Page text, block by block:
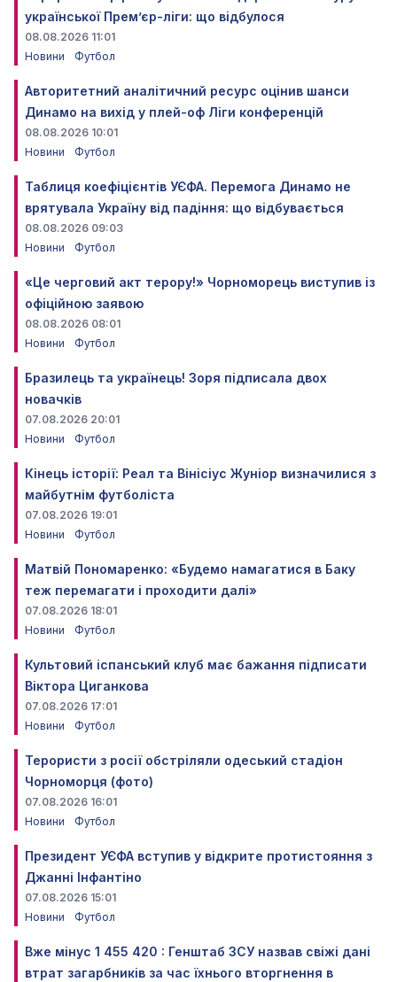
української Прем’єр-ліги: що відбулося
08.08.2026 11:01
Новини
Футбол
Авторитетний аналітичний ресурс оцінив шанси
Динамо на вихід у плей-оф Ліги конференцій
08.08.2026 10:01
Новини
Футбол
Таблиця коефіцієнтів УЄФА. Перемога Динамо не
врятувала Україну від падіння: що відбувається
08.08.2026 09:03
Новини
Футбол
«Це черговий акт терору!» Чорноморець виступив із
офіційною заявою
08.08.2026 08:01
Новини
Футбол
Бразилець та українець! Зоря підписала двох
новачків
07.08.2026 20:01
Новини
Футбол
Кінець історії: Реал та Вінісіус Жуніор визначилися з
майбутнім футболіста
07.08.2026 19:01
Новини
Футбол
Матвій Пономаренко: «Будемо намагатися в Баку
теж перемагати і проходити далі»
07.08.2026 18:01
Новини
Футбол
Культовий іспанський клуб має бажання підписати
Віктора Циганкова
07.08.2026 17:01
Новини
Футбол
Терористи з росії обстріляли одеський стадіон
Чорноморця (фото)
07.08.2026 16:01
Новини
Футбол
Президент УЄФА вступив у відкрите протистояння з
Джанні Інфантіно
07.08.2026 15:01
Новини
Футбол
Вже мінус 1 455 420 : Генштаб ЗСУ назвав свіжі дані
втрат загарбників за час їхнього вторгнення в